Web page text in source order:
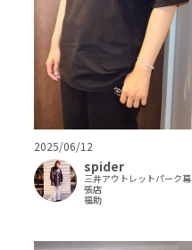
2025/06/12
spider
三井アウトレットパーク幕
張店
福助